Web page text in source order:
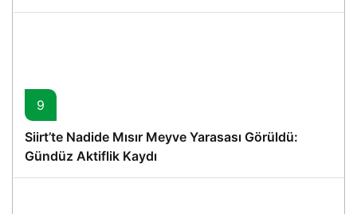
Proje
9
Siirt’te Nadide Mısır Meyve Yarasası Görüldü:
Gündüz Aktiflik Kaydı